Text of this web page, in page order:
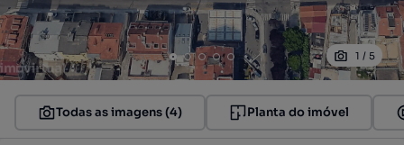
1 / 5
Todas as imagens (4) Planta do imóvel